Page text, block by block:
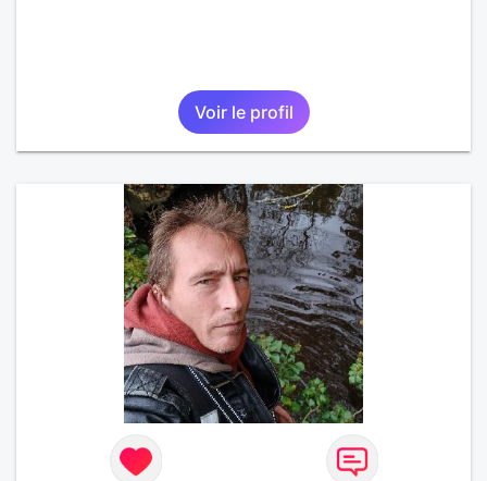
Voir le profil